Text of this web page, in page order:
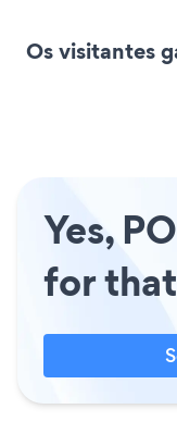
Os visitantes
Yes,
for